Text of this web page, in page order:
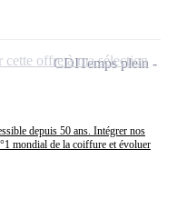
depuis 50 ans. Intégrer nos
mondial de la coiffure et évoluer
CDITemps plein
cette offre à ma sélection